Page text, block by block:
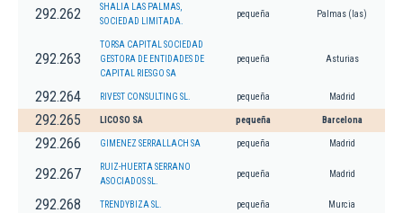
292.262
SHALIA LAS PALMAS,
SOCIEDAD LIMITADA.
pequeña Palmas (las)
292.263
TORSA CAPITAL SOCIEDAD
GESTORA DE ENTIDADES DE
CAPITAL RIESGO SA
pequeña Asturias
292.264 RIVEST CONSULTING SL. pequeña Madrid
292.265 LICOSO SA pequeña Barcelona
292.266 GIMENEZ SERRALLACH SA pequeña Madrid
292.267
RUIZ-HUERTA SERRANO
ASOCIADOS SL.
pequeña Madrid
292.268 TRENDYBIZA SL. pequeña Murcia